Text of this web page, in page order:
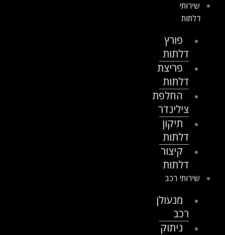
שירותי
דלתות
פורץ
דלתות
פריצת
דלתות
החלפת
צילינדר
תיקון
דלתות
קיצור
דלתות
שירותי רכב
מנעולן
ניתוק